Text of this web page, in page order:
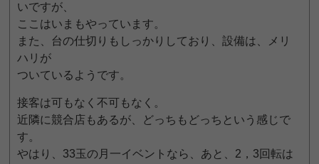
いですが、
ここはいまもやっています。
また、台の仕切りもしっかりしており、設備は、メリ
ハリが
ついているようです。
接客は可もなく不可もなく。
近隣に競合店もあるが、どっちもどっちという感じで
す。
やはり、33玉の月一イベントなら、あと、2，3回転は